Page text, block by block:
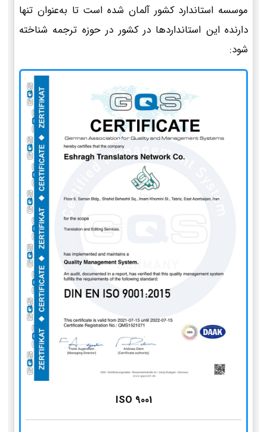
موسسه استاندارد کشور آلمان شده است تا به‌عنوان تنها
دارنده این استانداردها در کشور در حوزه ترجمه شناخته
شود:
ISO 9001